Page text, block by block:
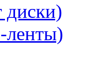
диски)
ленты)